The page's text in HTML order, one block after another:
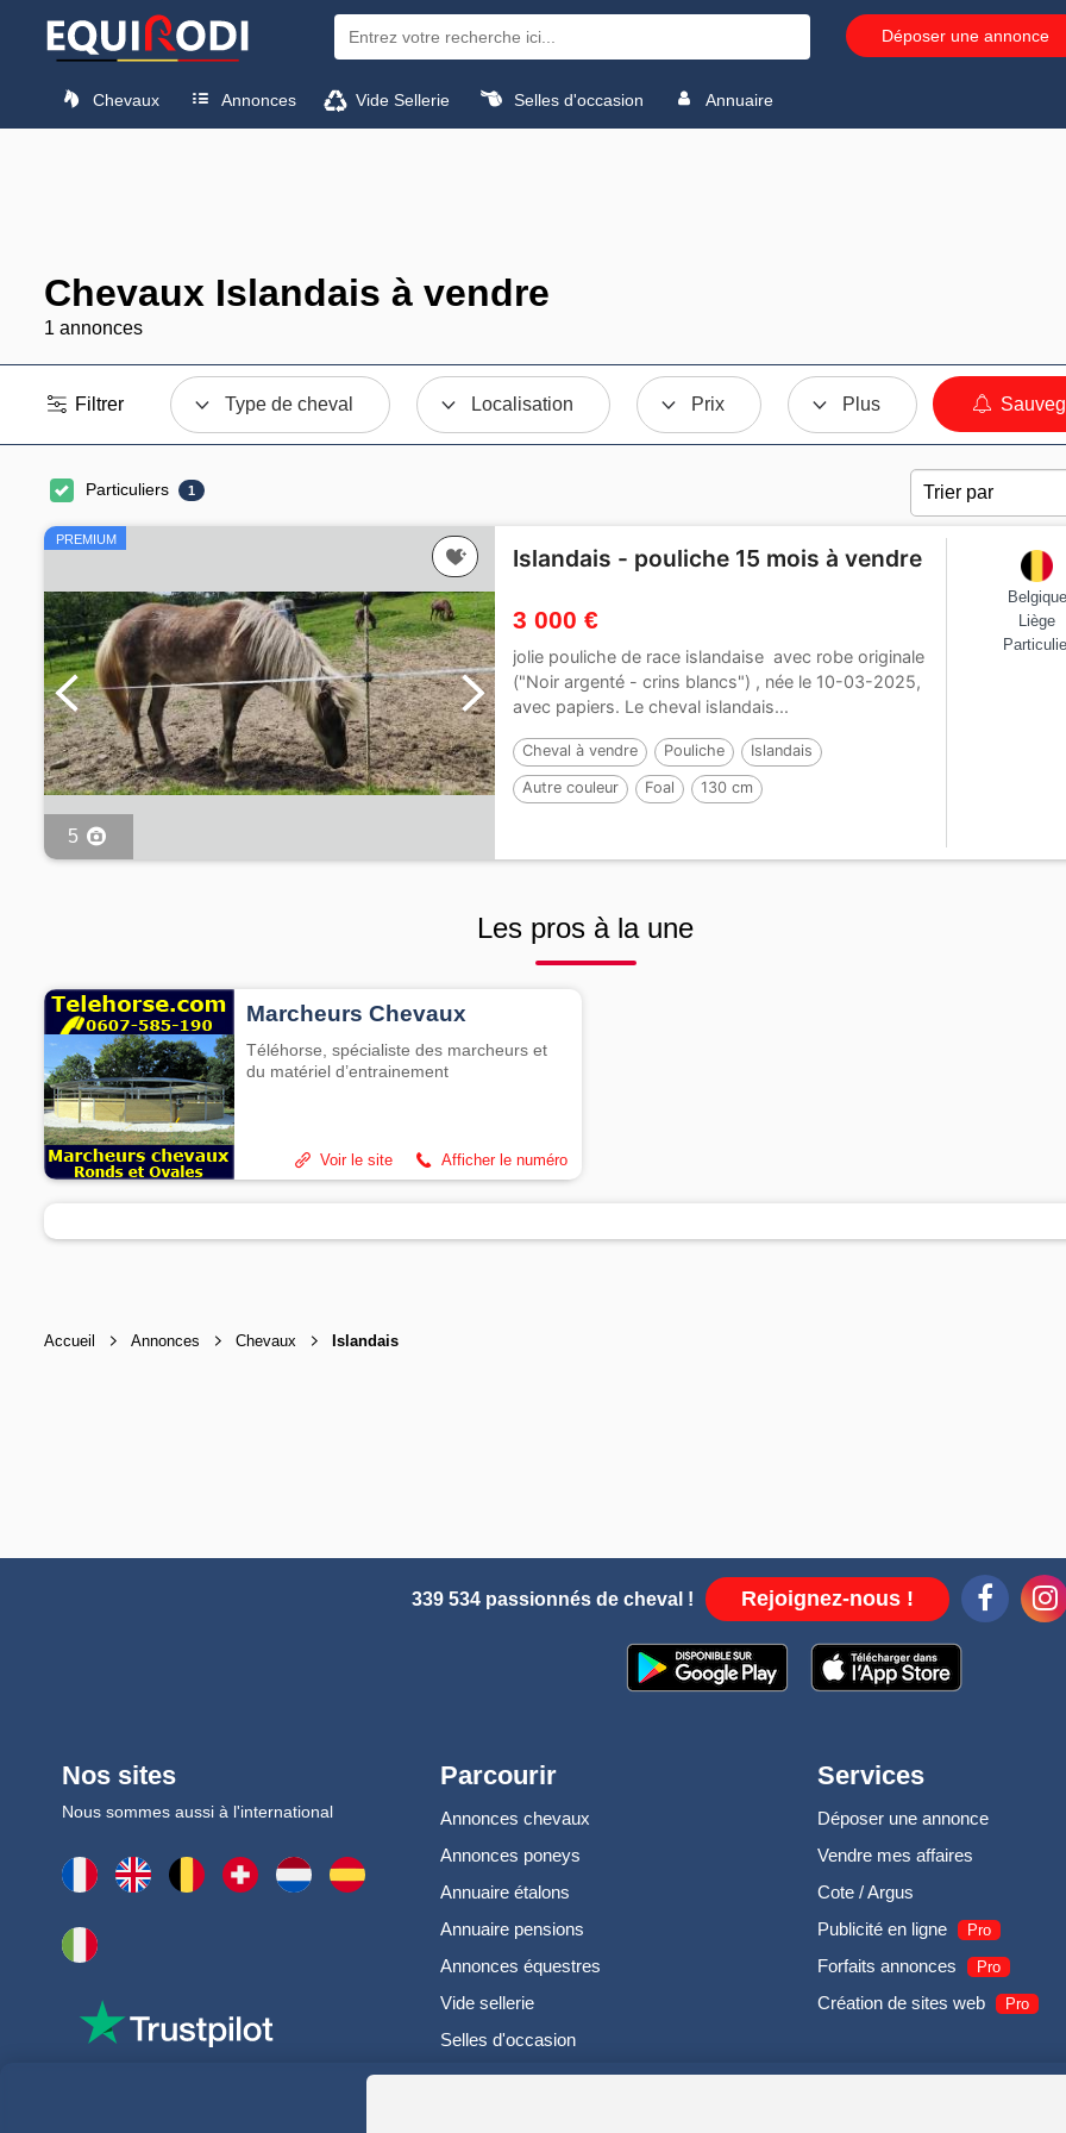
Déposer une annonce
Chevaux Annonces Vide Sellerie Selles d'occasion Annuaire
Chevaux Islandais à vendre
1 annonces
Filtrer Type de cheval Localisation Prix Plus
Particuliers 1
PREMIUM
5
Islandais - pouliche 15 mois à vendre
3 000 €
jolie pouliche de race islandaise avec robe originale
("Noir argenté - crins blancs") , née le 10-03-2025,
avec papiers. Le cheval islandais...
Cheval à vendre Pouliche Islandais
Autre couleur Foal 130 cm
Belgique
Liège
Les pros à la une
Marcheurs Chevaux
Téléhorse, spécialiste des marcheurs et
du matériel d’entrainement
Afficher le numéro
Voir le site
Accueil Annonces Chevaux Islandais
339 534 passionnés de cheval ! Rejoignez-nous !
Nos sites
Nous sommes aussi à l'international
Parcourir
Annonces chevaux
Annonces poneys
Annuaire étalons
Annuaire pensions
Annonces équestres
Vide sellerie
Selles d'occasion
Services
Déposer une annonce
Vendre mes affaires
Cote / Argus
Publicité en ligne
Pro
Forfaits annonces Pro
Création de sites web Pro